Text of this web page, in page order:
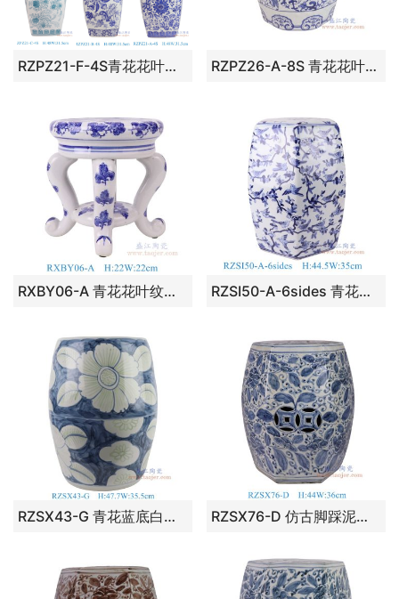
RZPZ21-F-4S青花花叶纹四方凳子 RZPZ21-E-4S青花花鸟竹子荷花纹四方凳子 RZPZ21-D-4S青花山水铜钱孔四方凳子 RZPZ21-C-4S绿色花叶纹铜钱孔四方凳子 RZPZ21-B-4S青花花叶纹铜钱孔四方凳子 RZPZ21-A-4S青花花叶纹铜钱孔四方凳子 RZPZ26-A-8S 青花花叶纹铜钱孔八方凳子
RXBY06-A 青花花叶纹凳子 RZSI50-A-6sides 青花花鸟六边形凳子
RZSX43-G 青花蓝底白花叶纹鼓凳凉墩 RZSX76-D 仿古脚踩泥青花树叶纹六边形凳子